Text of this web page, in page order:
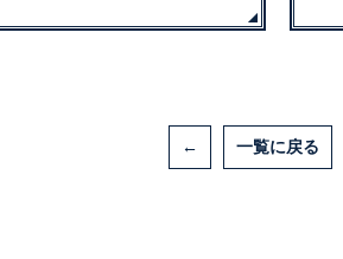
← 一覧に戻る